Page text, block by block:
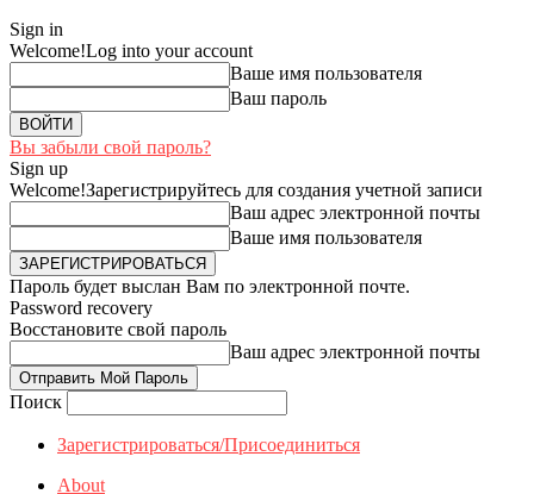
Sign in
Welcome!Log into your account
Ваше имя пользователя
Ваш пароль
Вы забыли свой пароль?
Sign up
Welcome!Зарегистрируйтесь для создания учетной записи
Ваш адрес электронной почты
Ваше имя пользователя
Пароль будет выслан Вам по электронной почте.
Password recovery
Восстановите свой пароль
Ваш адрес электронной почты
Поиск
Зарегистрироваться/Присоединиться
About